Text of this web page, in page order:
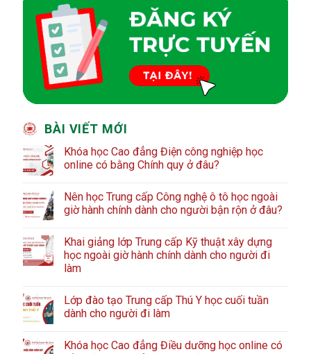
BÀI VIẾT MỚI
Khóa học Cao đẳng Điện công nghiệp học
online có bằng Chính quy ở đâu?
Nên học Trung cấp Công nghệ ô tô học ngoài
giờ hành chính dành cho người bận rộn ở đâu?
Khai giảng lớp Trung cấp Kỹ thuật xây dựng
học ngoài giờ hành chính dành cho người đi
làm
Lớp đào tạo Trung cấp Thú Y học cuối tuần
dành cho người đi làm
Khóa học Cao đẳng Điều dưỡng học online có